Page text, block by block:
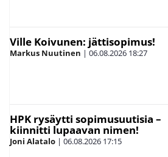
Ville Koivunen: jättisopimus!
Markus Nuutinen | 06.08.2026 18:27
HPK rysäytti sopimusuutisia –
kiinnitti lupaavan nimen!
Joni Alatalo | 06.08.2026 17:15